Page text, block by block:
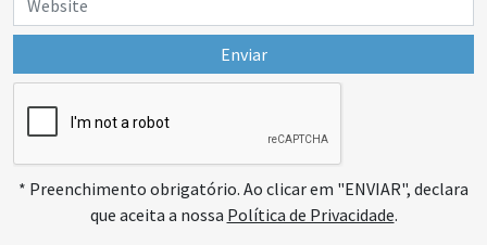
Enviar
* Preenchimento obrigatório. Ao clicar em "ENVIAR", declara
que aceita a nossa Política de Privacidade.